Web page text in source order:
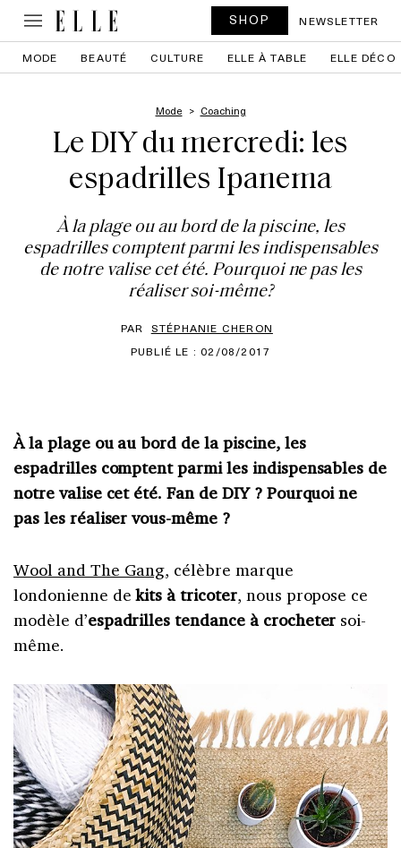
SHOP NEWSLETTER
MODE BEAUTÉ CULTURE ELLE À TABLE ELLE DÉCO
Mode Coaching
Le DIY du mercredi: les
espadrilles Ipanema
À la plage ou au bord de la piscine, les
espadrilles comptent parmi les indispensables
de notre valise cet été. Pourquoi ne pas les
réaliser soi-même?
PAR
STÉPHANIE CHERON
PUBLIÉ LE : 02/08/2017
À la plage ou au bord de la piscine, les
espadrilles comptent parmi les indispensables de
notre valise cet été. Fan de DIY ? Pourquoi ne
pas les réaliser vous-même ?
Wool and The Gang, célèbre marque
londonienne dekits à tricoter, nous propose ce
modèle d’espadrilles tendance à crocheter soi-
même.